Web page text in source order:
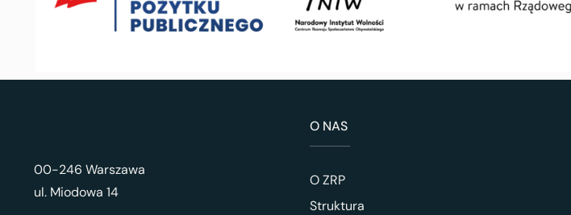
00-246 Warszawa
ul. Miodowa 14
O NAS
O ZRP
Struktura